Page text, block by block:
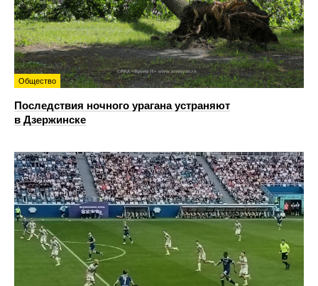
Общество
Последствия ночного урагана устраняют
в Дзержинске